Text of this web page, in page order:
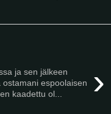
›
ja sen jälkeen
espoolaisen
kaadettu ol...